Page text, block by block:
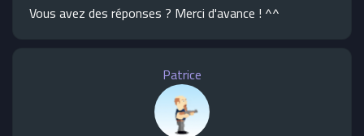
Vous avez des réponses ? Merci d'avance ! ^^
Patrice